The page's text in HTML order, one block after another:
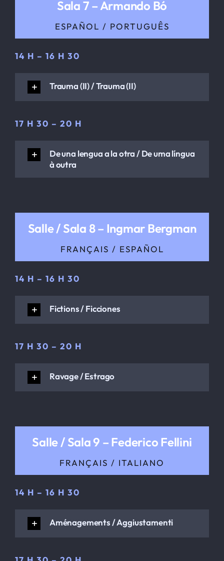
Sala 7 – Armando Bó
ESPAÑOL / PORTUGUÊS
14 H – 16 H 30
Trauma (II) / Trauma (II)
17 H 30 – 20 H
De una lengua a la otra / De uma língua
à outra
Salle / Sala 8 – Ingmar Bergman
FRANÇAIS / ESPAÑOL
14 H – 16 H 30
Fictions / Ficciones
17 H 30 – 20 H
Ravage / Estrago
Salle / Sala 9 – Federico Fellini
FRANÇAIS / ITALIANO
14 H – 16 H 30
Aménagements / Aggiustamenti